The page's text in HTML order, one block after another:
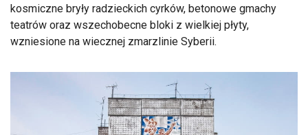
kosmiczne bryły radzieckich cyrków, betonowe gmachy
teatrów oraz wszechobecne bloki z wielkiej płyty,
wzniesione na wiecznej zmarzlinie Syberii.